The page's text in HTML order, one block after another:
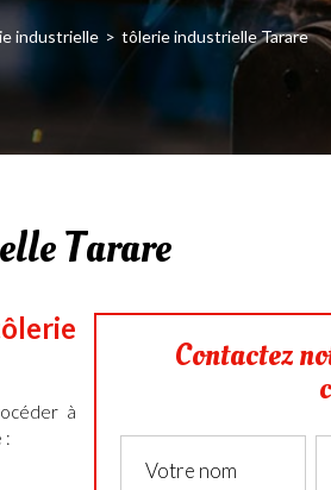
industrielle
tôlerie industrielle Tarare
Tarare
à
:
Contactez